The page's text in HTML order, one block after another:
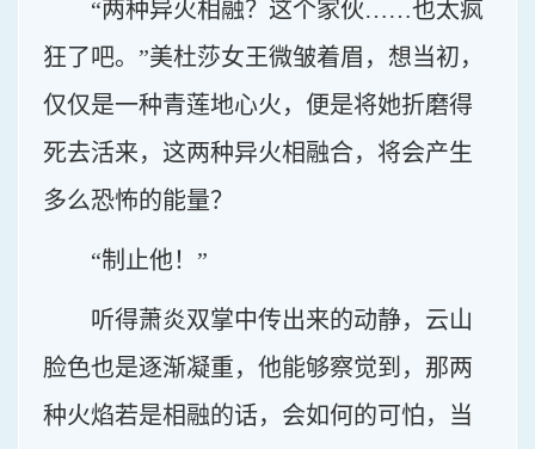
“两种异火相融？这个家伙……也太疯
狂了吧。”美杜莎女王微皱着眉，想当初，
仅仅是一种青莲地心火，便是将她折磨得
死去活来，这两种异火相融合，将会产生
多么恐怖的能量？
“制止他！”
听得萧炎双掌中传出来的动静，云山
脸色也是逐渐凝重，他能够察觉到，那两
种火焰若是相融的话，会如何的可怕，当